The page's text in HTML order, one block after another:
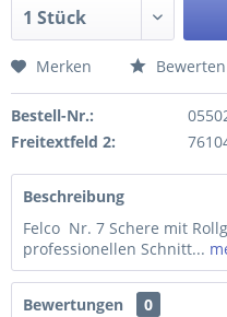
Merken Bewerten
Bestell-Nr.:
Freitextfeld 2:
Beschreibung
Felco Nr. 7 Schere mit
professionellen Schnitt...
Bewertungen
0